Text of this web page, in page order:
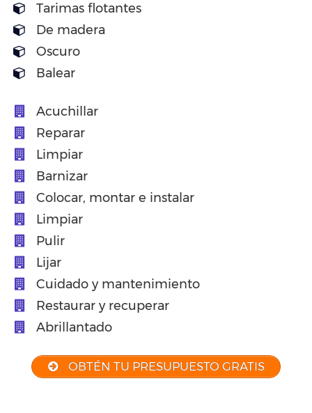
Tarimas flotantes
De madera
Oscuro
Balear
Acuchillar
Reparar
Limpiar
Barnizar
Colocar, montar e instalar
Limpiar
Pulir
Lijar
Cuidado y mantenimiento
Restaurar y recuperar
Abrillantado
OBTÉN TU PRESUPUESTO GRATIS